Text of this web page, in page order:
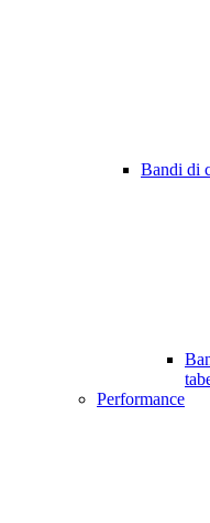
Bandi di
Performance